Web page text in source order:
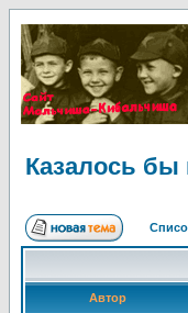
Казалось бы
Автор